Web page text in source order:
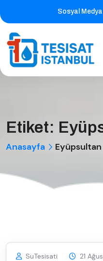
Sosyal Medya
Etiket:
Anasayfa
SuTesisati 21